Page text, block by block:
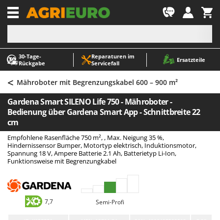
30‑Tage-
Rückgabe
Reparaturen im
Servicefall
Ersatzteile
-1
A
Abbeermaschinen - Traubenmühlen
Abfüllgeräte
Akku Gartenscheren
Akku Gras- und Strauchscheren
Allzwecktransporter - Motorschubkarren
Alu-Teleskopleitern
Arbeitsschutzkleidung
Aschesauger
A
ABAC
AgriEuro Premium
AgriEuro TOP-LINE
AGT
Airmec
AL-KO
Alce
Alpina
< Mähroboter mit Begrenzungskabel 600 – 900 m²
Gardena Smart SILENO Life 750 - Mähroboter -
Bedienung über Gardena Smart App - Schnittbreite 22
cm
Empfohlene Rasenfläche 750 m², , Max. Neigung 35 %,
Hindernissensor Bumper, Motortyp elektrisch, Induktionsmotor,
Spannung 18 V, Ampere Batterie 2.1 Ah, Batterietyp Li-Ion,
Funktionsweise mit Begrenzungkabel
7,7 Semi-Profi